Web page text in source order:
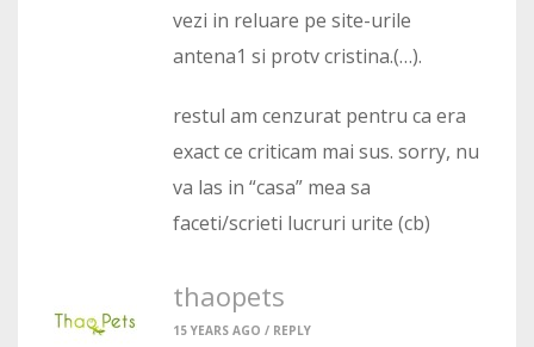
vezi in reluare pe site-urile
antena1 si protv cristina.(…).
restul am cenzurat pentru ca era
exact ce criticam mai sus. sorry, nu
va las in “casa” mea sa
faceti/scrieti lucruri urite (cb)
thaopets
15 YEARS AGO / REPLY